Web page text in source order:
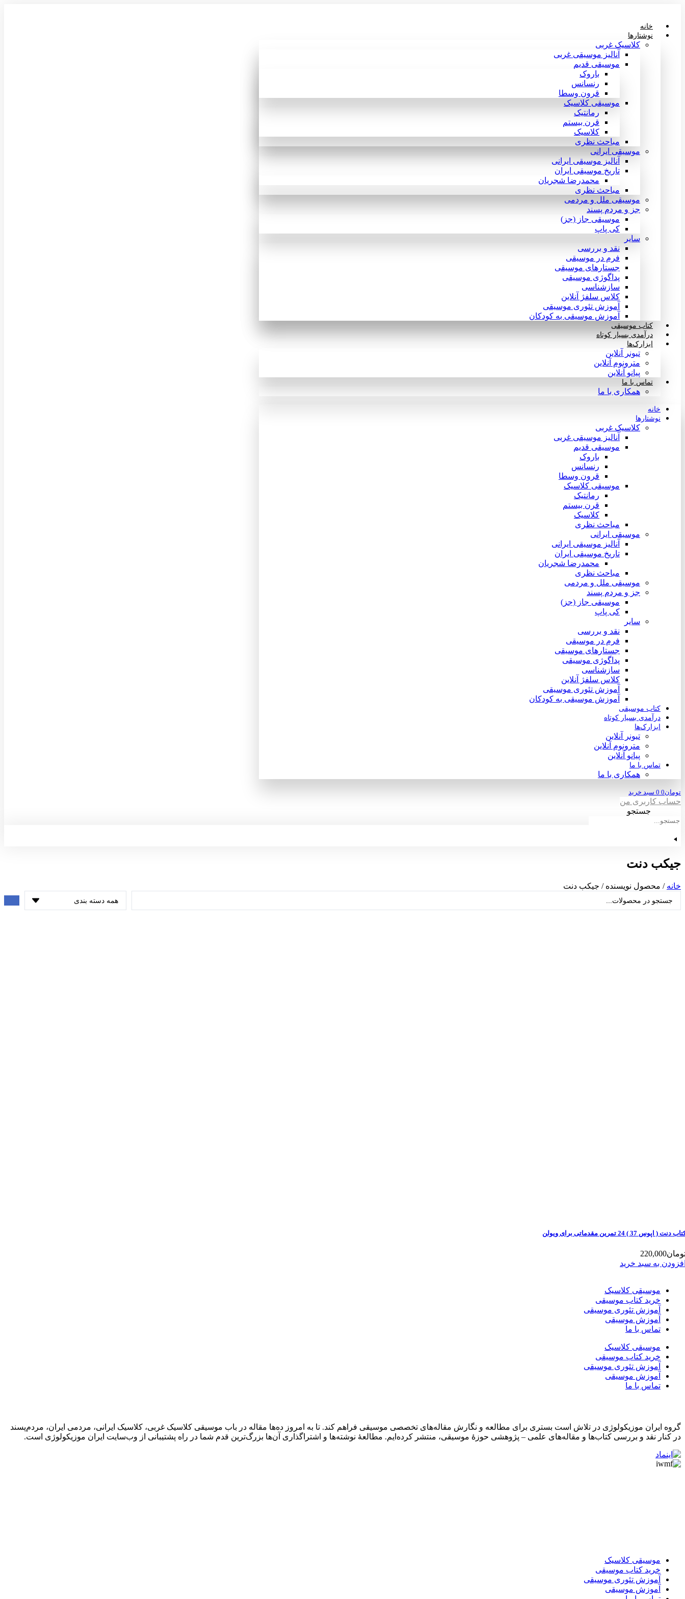
محتوا
خانه
نوشتارها
کلاسیک غربی
آنالیز موسیقی غربی
موسیقی قدیم
باروک
رنسانس
قرون وسطا
موسیقی کلاسیک
رمانتیک
قرن بیستم
کلاسیک
مباحث نظری
موسیقی ایرانی
آنالیز موسیقی ایرانی
تاریخ موسیقی ایران
محمدرضا شجریان
مباحث نظری
موسیقی ملل و مردمی
جز و مردم پسند
موسیقی جاز (جز)
کی پاپ
سایر
نقد‌ و بررسی
فرم در موسیقی
جستارهای موسیقی
پداگوژی موسیقی
سازشناسی
کلاس سلفژ آنلاین
آموزش تئوری موسیقی
آموزش موسیقی به کودکان
کتاب موسیقی
درآمدی بسیار کوتاه
ابزارک‌ها
تیونر آنلاین
مترونوم آنلاین
پیانو آنلاین
تماس با ما
همکاری با ما
خانه
نوشتارها
کلاسیک غربی
آنالیز موسیقی غربی
موسیقی قدیم
باروک
رنسانس
قرون وسطا
موسیقی کلاسیک
رمانتیک
قرن بیستم
کلاسیک
مباحث نظری
موسیقی ایرانی
آنالیز موسیقی ایرانی
تاریخ موسیقی ایران
محمدرضا شجریان
مباحث نظری
موسیقی ملل و مردمی
جز و مردم پسند
موسیقی جاز (جز)
کی پاپ
سایر
نقد‌ و بررسی
فرم در موسیقی
جستارهای موسیقی
پداگوژی موسیقی
سازشناسی
کلاس سلفژ آنلاین
آموزش تئوری موسیقی
آموزش موسیقی به کودکان
کتاب موسیقی
درآمدی بسیار کوتاه
ابزارک‌ها
تیونر آنلاین
مترونوم آنلاین
پیانو آنلاین
تماس با ما
همکاری با ما
تومان0
0 سبد خرید
حساب کاربری من
جستجو
جیکب دنت
خانه / محصول نویسنده / جیکب دنت
دنت ( اپوس 37 ) 24 تمرین مقدماتی برای ویولن
220,000
به سبد خرید
موسیقی کلاسیک
خرید کتاب موسیقی
آموزش تئوری موسیقی
آموزش موسیقی
تماس با ما
موسیقی کلاسیک
خرید کتاب موسیقی
آموزش تئوری موسیقی
آموزش موسیقی
تماس با ما
گروه ایران موزیکولوژی در تلاش است بستری برای مطالعه و نگارش مقاله‌های تخصصی موسیقی فراهم کند. تا به امروز ده‌ها مقاله در باب موسیقی کلاسیک غربی، کلاسیک ایرانی، مردمی ایران، مردم‌پسند
در کنار نقد و بررسی کتاب‌ها و مقاله‌های علمی – پژوهشی حوزۀ موسیقی، منتشر کرده‌ایم. مطالعۀ نوشته‌ها و اشتراگذاری آن‌ها بزرگ‌ترین قدم شما در راه پشتیبانی از وب‌سایت ایران موزیکولوژی است.
موسیقی کلاسیک
خرید کتاب موسیقی
آموزش تئوری موسیقی
آموزش موسیقی